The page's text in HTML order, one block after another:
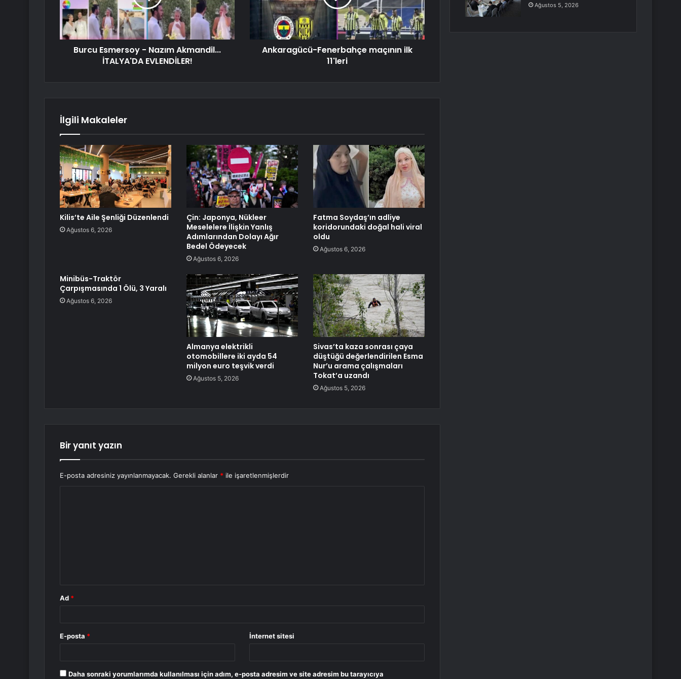
Burcu Esmersoy - Nazım Akmandil...
İTALYA'DA EVLENDİLER!
Ankaragücü-Fenerbahçe maçının ilk
11'leri
İlgili Makaleler
Kilis’te Aile Şenliği Düzenlendi
Ağustos 6, 2026
Çin: Japonya, Nükleer
Meselelere İlişkin Yanlış
Adımlarından Dolayı Ağır
Bedel Ödeyecek
Ağustos 6, 2026
Fatma Soydaş’ın adliye
koridorundaki doğal hali viral
oldu
Ağustos 6, 2026
Minibüs-Traktör
Çarpışmasında 1 Ölü, 3 Yaralı
Ağustos 6, 2026
Almanya elektrikli
otomobillere iki ayda 54
milyon euro teşvik verdi
Ağustos 5, 2026
Sivas’ta kaza sonrası çaya
düştüğü değerlendirilen Esma
Nur’u arama çalışmaları
Tokat’a uzandı
Ağustos 5, 2026
Bir yanıt yazın
E-posta adresiniz yayınlanmayacak. Gerekli alanlar * ile işaretlenmişlerdir
Ad *
E-posta * İnternet sitesi
Daha sonraki yorumlarımda kullanılması için adım, e-posta adresim ve site adresim bu tarayıcıya
Ağustos 5, 2026